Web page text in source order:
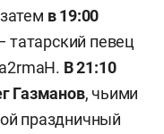
в 19:00
татарский певец
В 21:10
Газманов, чьими
праздничный